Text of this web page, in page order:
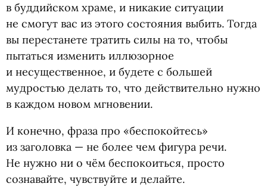
в буддийском храме, и никакие ситуации
не смогут вас из этого состояния выбить. Тогда
вы перестанете тратить силы на то, чтобы
пытаться изменить иллюзорное
и несущественное, и будете с большей
мудростью делать то, что действительно нужно
в каждом новом мгновении.
И конечно, фраза про «беспокойтесь»
из заголовка — не более чем фигура речи.
Не нужно ни о чём беспокоиться, просто
сознавайте, чувствуйте и делайте.